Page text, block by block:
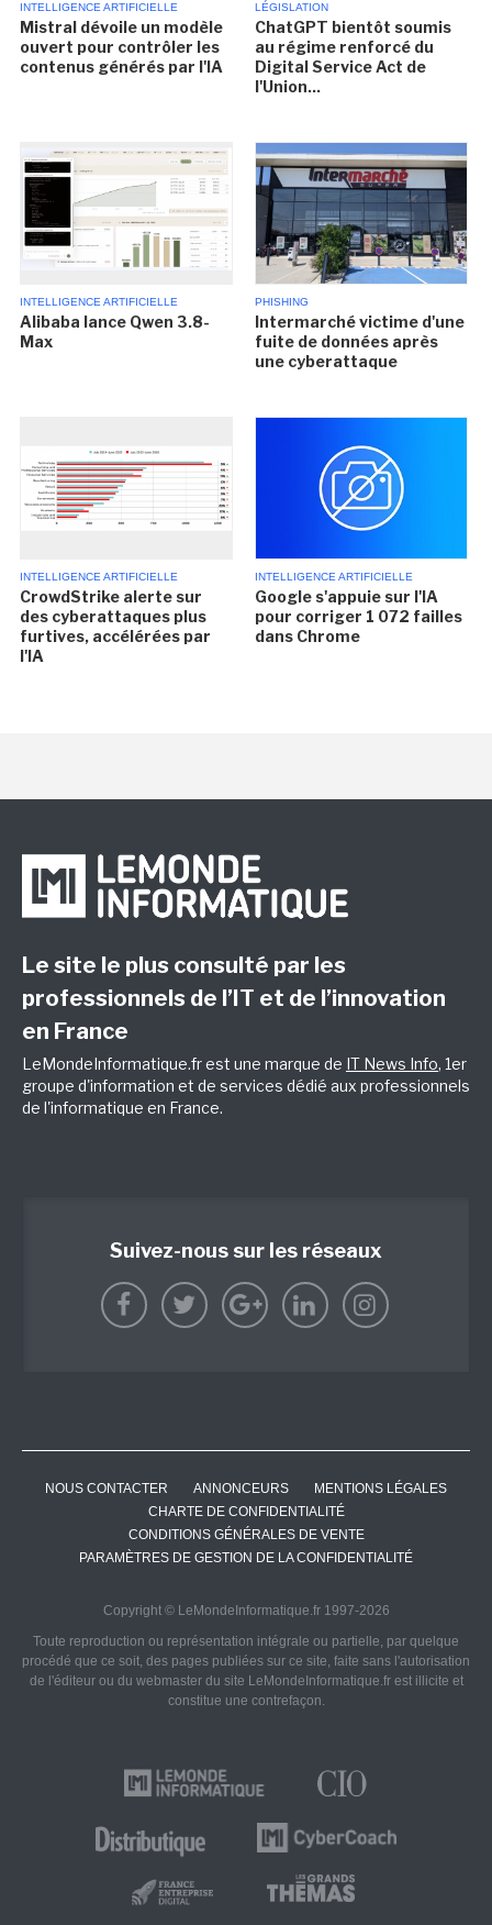
INTELLIGENCE ARTIFICIELLE
Mistral dévoile un modèle
ouvert pour contrôler les
contenus générés par l'IA
LÉGISLATION
ChatGPT bientôt soumis
au régime renforcé du
Digital Service Act de
l'Union...
INTELLIGENCE ARTIFICIELLE
Alibaba lance Qwen 3.8-
Max
PHISHING
Intermarché victime d'une
fuite de données après
une cyberattaque
INTELLIGENCE ARTIFICIELLE
CrowdStrike alerte sur
des cyberattaques plus
furtives, accélérées par
l'IA
INTELLIGENCE ARTIFICIELLE
Google s'appuie sur l'IA
pour corriger 1 072 failles
dans Chrome
Le site le plus consulté par les
professionnels de l’IT et de l’innovation
en France
LeMondeInformatique.fr est une marque de IT News Info, 1er
groupe d'information et de services dédié aux professionnels
de l'informatique en France.
Suivez-nous sur les réseaux
NOUS CONTACTER ANNONCEURS
MENTIONS LÉGALES
CHARTE DE CONFIDENTIALITÉ
CONDITIONS GÉNÉRALES DE VENTE
PARAMÈTRES DE GESTION DE LA CONFIDENTIALITÉ
Copyright © LeMondeInformatique.fr 1997-2026
Toute reproduction ou représentation intégrale ou partielle, par quelque
procédé que ce soit, des pages publiées sur ce site, faite sans l'autorisation
de l'éditeur ou du webmaster du site LeMondeInformatique.fr est illicite et
constitue une contrefaçon.